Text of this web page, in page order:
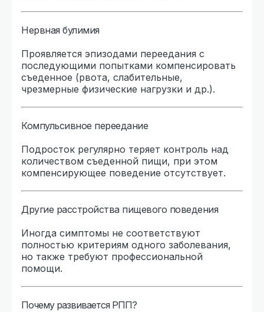
Нервная булимия
Проявляется эпизодами переедания с
последующими попытками компенсировать
съеденное (рвота, слабительные,
чрезмерные физические нагрузки и др.).
Компульсивное переедание
Подросток регулярно теряет контроль над
количеством съеденной пищи, при этом
компенсирующее поведение отсутствует.
Другие расстройства пищевого поведения
Иногда симптомы не соответствуют
полностью критериям одного заболевания,
но также требуют профессиональной
помощи.
Почему развивается РПП?